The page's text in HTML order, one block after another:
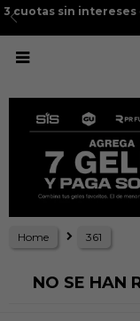
3 cuotas sin intereses

Home 361
NO SE HAN